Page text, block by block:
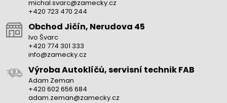
michal.svarc@zamecky.cz
+420 723 470 244
Obchod Jičín, Nerudova 45
Ivo Švarc
+420 774 301 333
info@zamecky.cz
Výroba Autoklíčů, servisní technik FAB
Adam Zeman
+420 602 656 684
adam.zeman@zamecky.cz